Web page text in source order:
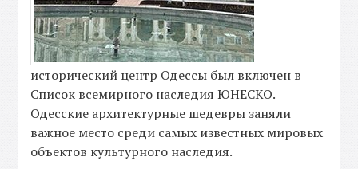
исторический центр Одессы был включен в
Список всемирного наследия ЮНЕСКО.
Одесские архитектурные шедевры заняли
важное место среди самых известных мировых
объектов культурного наследия.